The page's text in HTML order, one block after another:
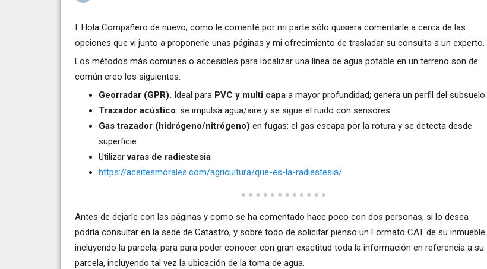
I. Hola Compañero de nuevo, como le comenté por mi parte sólo quisiera comentarle a cerca de las
opciones que vi junto a proponerle unas páginas y mi ofrecimiento de trasladar su consulta a un experto.
Los métodos más comunes o accesibles para localizar una línea de agua potable en un terreno son de
común creo los siguientes:
Georradar (GPR). Ideal para PVC y multi capa a mayor profundidad; genera un perfil del subsuelo.
Trazador acústico: se impulsa agua/aire y se sigue el ruido con sensores.
Gas trazador (hidrógeno/nitrógeno) en fugas: el gas escapa por la rotura y se detecta desde
superficie.
Utilizarvaras de radiestesia
https://aceitesmorales.com/agricultura/que-es-la-radiestesia/
Antes de dejarle con las páginas y como se ha comentado hace poco con dos personas, si lo desea
podría consultar en la sede de Catastro, y sobre todo de solicitar pienso un Formato CAT de su inmueble
incluyendo la parcela, para para poder conocer con gran exactitud toda la información en referencia a su
parcela, incluyendo tal vez la ubicación de la toma de agua.